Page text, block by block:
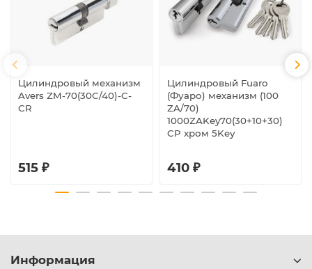
Цилиндровый механизм
Avers ZM-70(30C/40)-C-
CR
515 ₽
Цилиндровый Fuaro
(Фуаро) механизм (100
ZA/70)
1000ZAKey70(30+10+30)
CP хром 5Key
410 ₽
Информация